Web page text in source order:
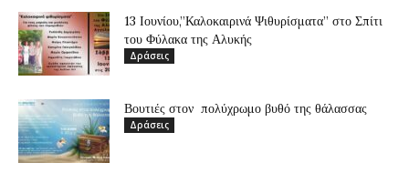
13 Ιουνίου,”Καλοκαιρινά Ψιθυρίσματα” στο Σπίτι
του Φύλακα της Αλυκής
Δράσεις
Βουτιές στον πολύχρωμο βυθό της θάλασσας
Δράσεις